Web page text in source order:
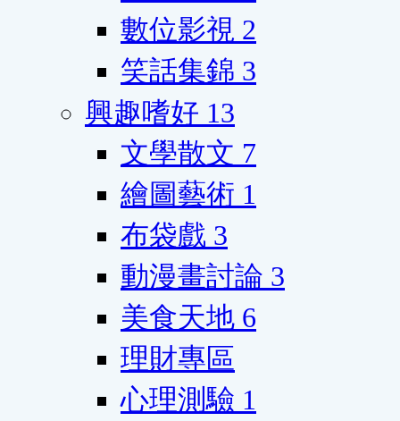
數位影視 2
笑話集錦 3
興趣嗜好 13
文學散文 7
繪圖藝術 1
布袋戲 3
動漫畫討論 3
美食天地 6
理財專區
心理測驗 1